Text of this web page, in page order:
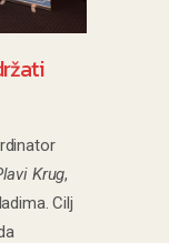
Krug,
Cilj